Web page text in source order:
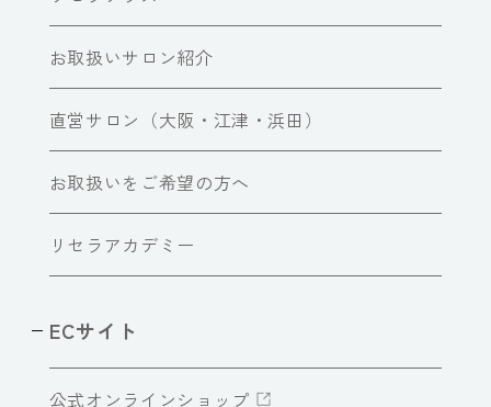
お取扱いサロン紹介
直営サロン（大阪・江津・浜田）
お取扱いをご希望の方へ
リセラアカデミー
ECサイト
公式オンラインショップ